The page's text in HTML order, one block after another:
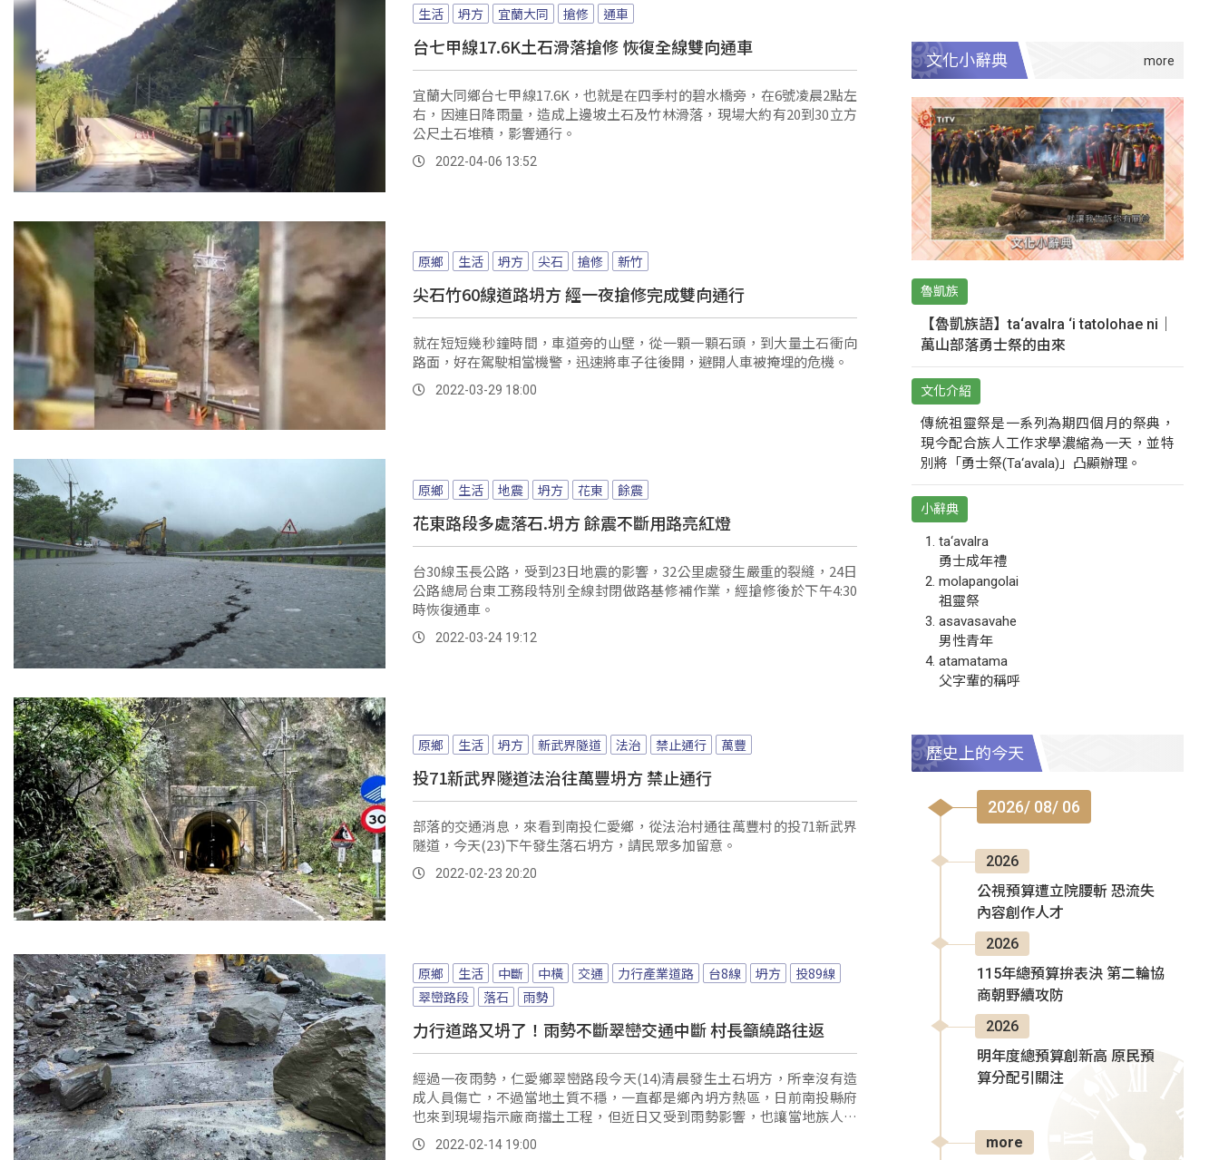
生活 坍方 宜蘭大同 搶修 通車
台七甲線17.6K土石滑落搶修 恢復全線雙向通車
宜蘭大同鄉台七甲線17.6K，也就是在四季村的碧水橋旁，在6號凌晨2點左
右，因連日降雨量，造成上邊坡土石及竹林滑落，現場大約有20到30立方
公尺土石堆積，影響通行。
2022-04-06 13:52
原鄉 生活 坍方 尖石 搶修 新竹
尖石竹60線道路坍方 經一夜搶修完成雙向通行
就在短短幾秒鐘時間，車道旁的山壁，從一顆一顆石頭，到大量土石衝向
路面，好在駕駛相當機警，迅速將車子往後開，避開人車被掩埋的危機。
2022-03-29 18:00
原鄉 生活 地震 坍方 花東 餘震
花東路段多處落石.坍方 餘震不斷用路亮紅燈
台30線玉長公路，受到23日地震的影響，32公里處發生嚴重的裂縫，24日
公路總局台東工務段特別全線封閉做路基修補作業，經搶修後於下午4:30
時恢復通車。
2022-03-24 19:12
原鄉 生活 坍方 新武界隧道 法治 禁止通行 萬豐
投71新武界隧道法治往萬豐坍方 禁止通行
部落的交通消息，來看到南投仁愛鄉，從法治村通往萬豐村的投71新武界
隧道，今天(23)下午發生落石坍方，請民眾多加留意。
2022-02-23 20:20
原鄉 生活 中斷 中橫 交通 力行產業道路 台8線 坍方
投89線
翠巒路段
落石 雨勢
力行道路又坍了！雨勢不斷翠巒交通中斷 村長籲繞路往返
經過一夜雨勢，仁愛鄉翠巒路段今天(14)清晨發生土石坍方，所幸沒有造
成人員傷亡，不過當地土質不穩，一直都是鄉內坍方熱區，日前南投縣府
也來到現場指示廠商擋土工程，但近日又受到雨勢影響，也讓當地族人的
安全...。
2022-02-14 19:00
文化小辭典
魯凱族
【魯凱族語】ta‘avalra ‘i tatolohae ni｜
萬山部落勇士祭的由來
文化介紹
傳統祖靈祭是一系列為期四個月的祭典，
現今配合族人工作求學濃縮為一天，並特
別將「勇士祭(Ta‘avala)」凸顯辦理。
小辭典
ta‘avalra
勇士成年禮
molapangolai
祖靈祭
asavasavahe
男性青年
atamatama
父字輩的稱呼
歷史上的今天
2026/ 08/ 06
2026
公視預算遭立院腰斬 恐流失
內容創作人才
2026
115年總預算拚表決 第二輪協
商朝野續攻防
2026
明年度總預算創新高 原民預
算分配引關注
more